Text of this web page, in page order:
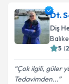
Dt.
Diş
5 (2
Çok ilgili, güler
Tedavimden...